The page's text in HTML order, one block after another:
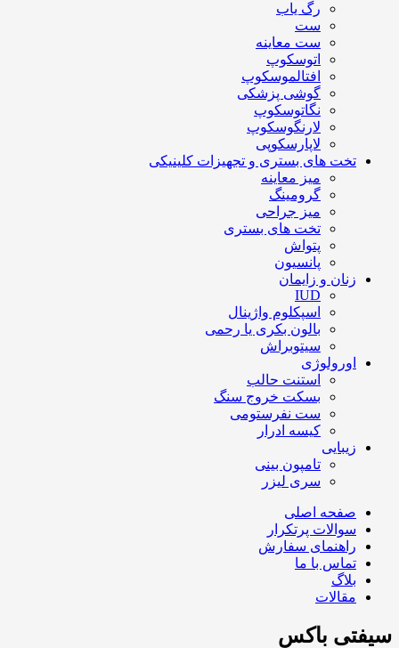
رگ یاب
ست
ست معاینه
اتوسکوپ
افتالموسکوپ
گوشی پزشکی
نگاتوسکوپ
لارنگوسکوپ
لاپارسکوپی
تخت های بستری و تجهیزات کلینیکی
میز معاینه
گرومینگ
میز جراحی
تخت های بستری
پتواش
پانسیون
زنان و زایمان
IUD
اسپکلوم واژینال
بالون بکری یا رحمی
سیتوبراش
اورولوژی
استنت حالب
بسکت خروج سنگ
ست نفرستومی
کیسه ادرار
زیبایی
تامپون بینی
سری لیزر
صفحه اصلی
سوالات پرتکرار
راهنمای سفارش
تماس با ما
بلاگ
مقالات
سیفتی باکس